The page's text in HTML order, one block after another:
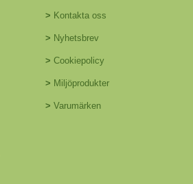
> Kontakta oss
> Nyhetsbrev
> Cookiepolicy
> Miljöprodukter
> Varumärken